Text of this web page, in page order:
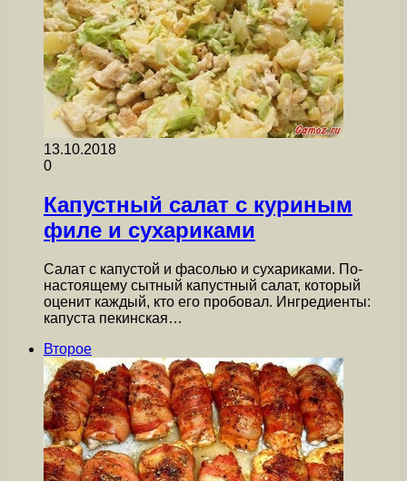
13.10.2018
0
Капустный салат с куриным
филе и сухариками
Салат с капустой и фасолью и сухариками. По-
настоящему сытный капустный салат, который
оценит каждый, кто его пробовал. Ингредиенты:
капуста пекинская…
Второе